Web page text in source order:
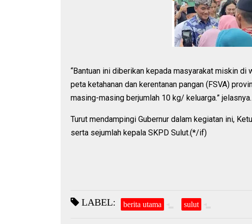
“Bantuan ini diberikan kepada masyarakat miskin di
peta ketahanan dan kerentanan pangan (FSVA)
masing-masing berjumlah 10 kg/ keluarga.” jelasnya.
Turut mendampingi Gubernur dalam kegiatan ini,
serta sejumlah kepala SKPD Sulut.(*/if)
LABEL: berita utama sulut